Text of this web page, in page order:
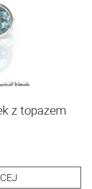
z topazem